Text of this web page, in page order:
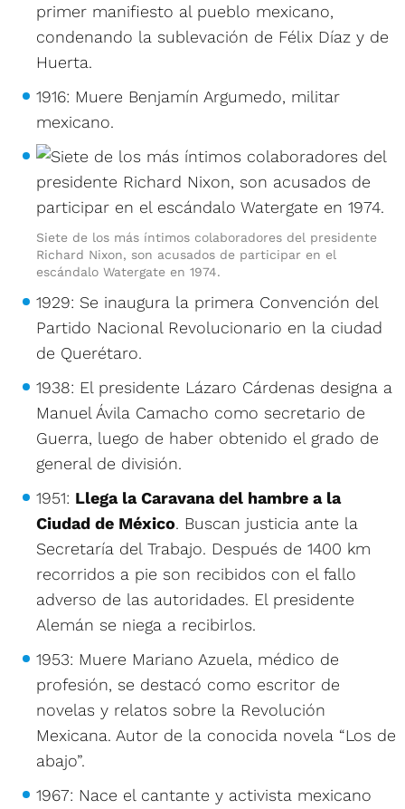
primer manifiesto al pueblo mexicano,
condenando la sublevación de Félix Díaz y de
Huerta.
1916: Muere Benjamín Argumedo, militar
mexicano.
Siete de los más íntimos colaboradores del presidente
Richard Nixon, son acusados de participar en el
escándalo Watergate en 1974.
1929: Se inaugura la primera Convención del
Partido Nacional Revolucionario en la ciudad
de Querétaro.
1938: El presidente Lázaro Cárdenas designa a
Manuel Ávila Camacho como secretario de
Guerra, luego de haber obtenido el grado de
general de división.
1951: Llega la Caravana del hambre a la
Ciudad de México. Buscan justicia ante la
Secretaría del Trabajo. Después de 1400 km
recorridos a pie son recibidos con el fallo
adverso de las autoridades. El presidente
Alemán se niega a recibirlos.
1953: Muere Mariano Azuela, médico de
profesión, se destacó como escritor de
novelas y relatos sobre la Revolución
Mexicana. Autor de la conocida novela “Los de
abajo”.
1967: Nace el cantante y activista mexicano